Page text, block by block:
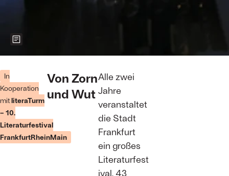
In
Kooperation
mitliteraTurm
– 10.
Literaturfestival
FrankfurtRheinMain
Von Zorn
und Wut
Alle zwei
Jahre
veranstaltet
die Stadt
Frankfurt
ein großes
Literaturfest
ival. 43
Zeigt weitere Informationen zum Bild
Alexander
Paul Englert